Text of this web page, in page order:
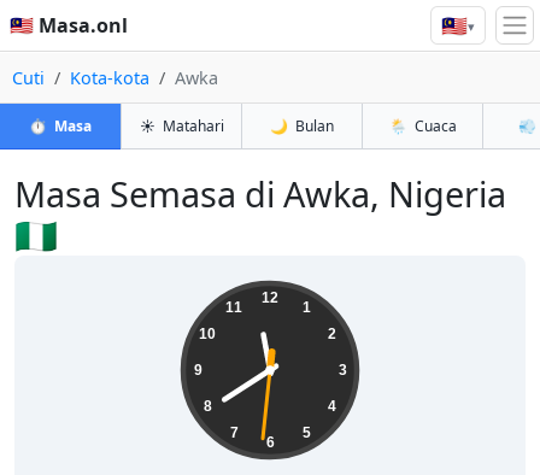
🇲🇾 Masa.onl 🇲🇾▾
Cuti Kota-kota Awka
⏱️ Masa ☀️ Matahari 🌙 Bulan 🌦️ Cuaca 💨
Masa Semasa di Awka, Nigeria
🇳🇬
12
1
2
3
4
5
6
7
8
9
10
11